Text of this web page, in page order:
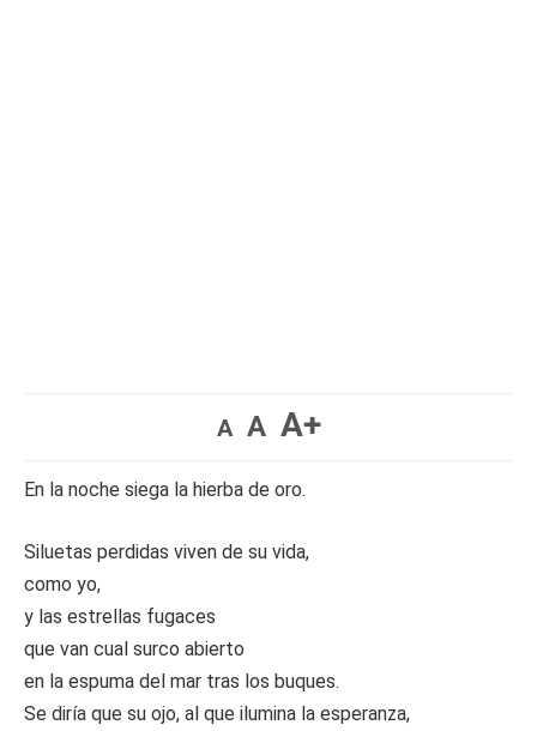
A A A+
En la noche siega la hierba de oro.
Siluetas perdidas viven de su vida,
como yo,
y las estrellas fugaces
que van cual surco abierto
en la espuma del mar tras los buques.
Se diría que su ojo, al que ilumina la esperanza,